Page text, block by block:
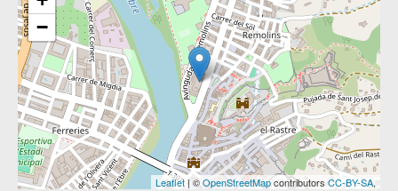
−
Leaflet| ©OpenStreetMapcontributorsCC-BY-SA,